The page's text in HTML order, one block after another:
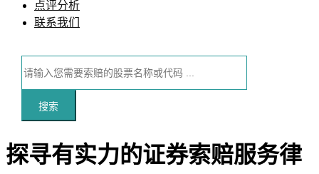
点评分析
联系我们
搜索
探寻有实力的证券索赔服务律